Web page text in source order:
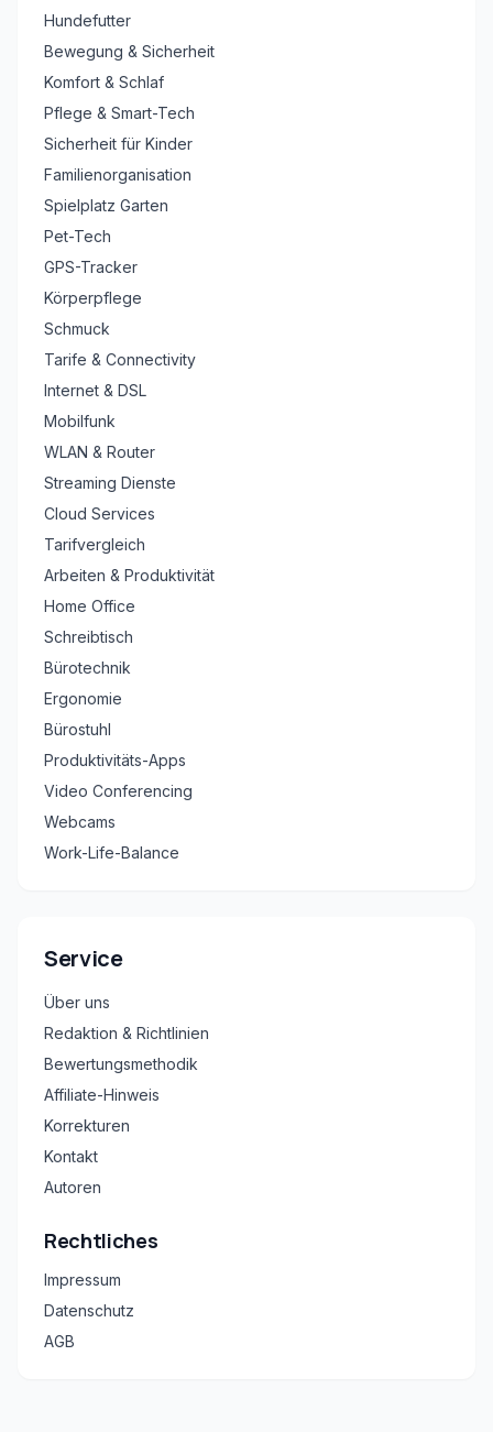
Hundefutter
Bewegung & Sicherheit
Komfort & Schlaf
Pflege & Smart-Tech
Sicherheit für Kinder
Familienorganisation
Spielplatz Garten
Pet-Tech
GPS-Tracker
Körperpflege
Schmuck
Tarife & Connectivity
Internet & DSL
Mobilfunk
WLAN & Router
Streaming Dienste
Cloud Services
Tarifvergleich
Arbeiten & Produktivität
Home Office
Schreibtisch
Bürotechnik
Ergonomie
Bürostuhl
Produktivitäts-Apps
Video Conferencing
Webcams
Work-Life-Balance
Service
Über uns
Redaktion & Richtlinien
Bewertungsmethodik
Affiliate-Hinweis
Korrekturen
Kontakt
Autoren
Rechtliches
Impressum
Datenschutz
AGB